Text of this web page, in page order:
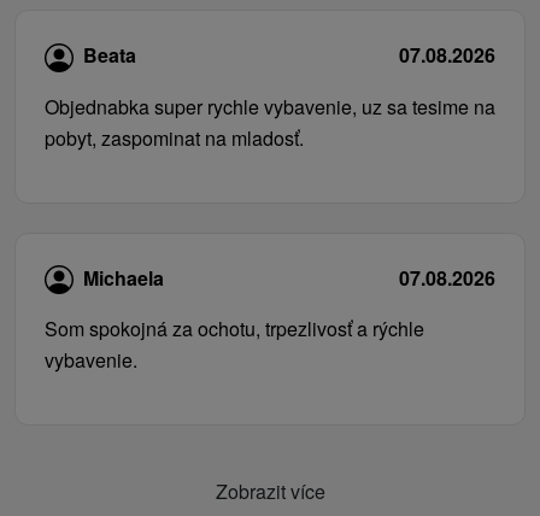
Beata
07.08.2026
Objednabka super rychle vybavenie, uz sa tesime na
pobyt, zaspominat na mladosť.
Michaela
07.08.2026
Som spokojná za ochotu, trpezlivosť a rýchle
vybavenie.
Zobrazit více